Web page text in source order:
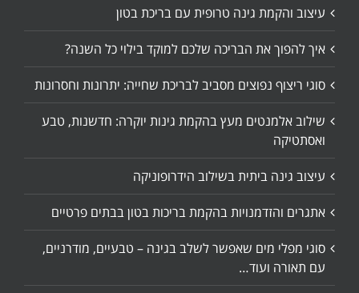
עיצוב והקמת גינה טרופית עם בריכת בטון
איך להפוך את הבריכה שלכם למוקד בילוי כל השנה?
סוגי ריצוף נפוצים מסביב לבריכת שחייה: יתרונות וחסרונות
שילוב אלמנטים מעץ בהקמת גינות יוקרה: חדשנות, טבע
ואסתטיקה
עיצוב גינה ביתית בשילוב הידרופוניקה
אתגרים והזדמנויות בהקמת בריכות בטון בבתים פרטיים
סוגי מפלי מים שאפשר לשלב בגינה – טבעיים, מודרניים,
עם תאורה ועוד…